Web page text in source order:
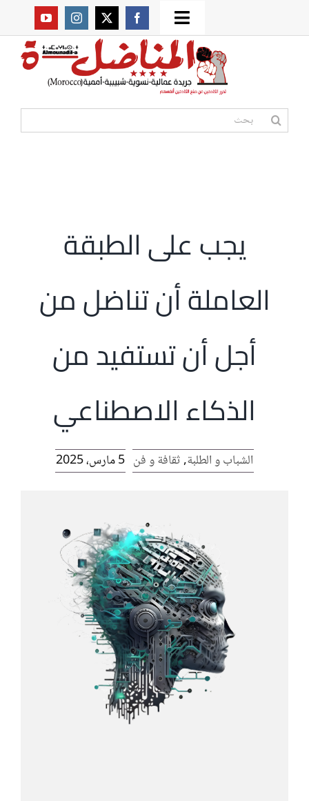
to
Toggle
Navigation
من نحن؟
افتتاحية موقع المناضل-ة
البحث
يجب على الطبقة
العاملة أن تناضل من
أجل أن تستفيد من
الذكاء الاصطناعي
الشباب و الطلبة,ثقافة و فن 5 مارس، 2025